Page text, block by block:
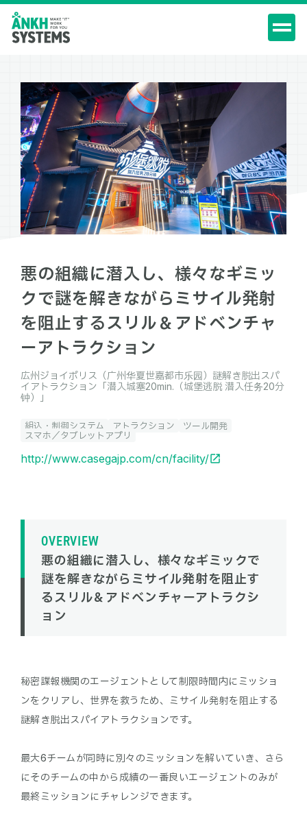
悪の組織に潜入し、様々なギミッ
クで謎を解きながらミサイル発射
を阻止するスリル＆アドベンチャ
ーアトラクション
広州ジョイポリス（广州华夏世嘉都市乐园）謎解き脱出スパ
イアトラクション「潜入城塞20min.（城堡逃脱 潜入任务20分
钟）」
組込・制御システム アトラクション
ツール開発
スマホ／タブレットアプリ
http://www.casegajp.com/cn/facility/
OVERVIEW
悪の組織に潜入し、様々なギミックで
謎を解きながらミサイル発射を阻止す
るスリル＆アドベンチャーアトラクシ
ョン
秘密諜報機関のエージェントとして制限時間内にミッショ
ンをクリアし、世界を救うため、ミサイル発射を阻止する
謎解き脱出スパイアトラクションです。
最大6チームが同時に別々のミッションを解いていき、さら
にそのチームの中から成績の一番良いエージェントのみが
最終ミッションにチャレンジできます。